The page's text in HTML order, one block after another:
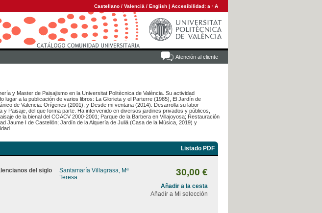
Castellano / Valencià / English | Accesibilidad: a · A
Atención al cliente
y Master de Paisajismo en la Universitat Politècnica de València. Su actividad
lugar a la publicación de varios libros: La Glorieta y el Parterre (1985), El Jardín de
de Valencia: Orígenes (2001), y Desde mi ventana (2014). Desarrolla su labor
y Paisaje, del que forma parte. Ha intervenido en diversos jardines privados y públicos,
de la bienal del COACV 2000-2001; Parque de la Barbera en Villajoyosa; Restauración
Jaume I de Castellón; Jardín de la Alquería de Juliá (Casa de la Música, 2019) y
Listado PDF
del siglo
Santamaría Villagrasa, Mª
Teresa
30,00 €
Añadir a la cesta
Añadir a Mi selección